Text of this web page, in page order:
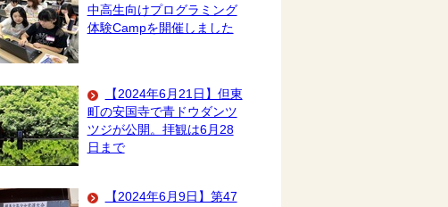
中高生向けプログラミング
体験Campを開催しました
【2024年6月21日】但東
町の安国寺で青ドウダンツ
ツジが公開。拝観は6月28
日まで
【2024年6月9日】第47